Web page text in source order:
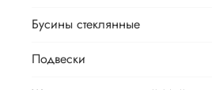
Бусины стеклянные
Подвески